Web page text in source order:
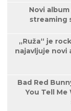
Novi
streaming
„Ruža“ je
najavljuje novi
Bad Red
You Tell Me